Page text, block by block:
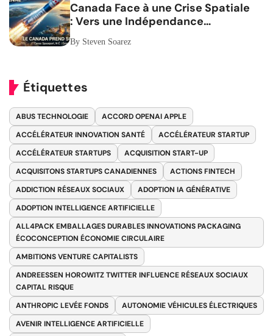
Canada Face à une Crise Spatiale
: Vers une Indépendance
Stratégique
By Steven Soarez
Étiquettes
ABUS TECHNOLOGIE
ACCORD OPENAI APPLE
ACCÉLÉRATEUR INNOVATION SANTÉ
ACCÉLÉRATEUR STARTUP
ACCÉLÉRATEUR STARTUPS
ACQUISITION START-UP
ACQUISITONS STARTUPS CANADIENNES
ACTIONS FINTECH
ADDICTION RÉSEAUX SOCIAUX
ADOPTION IA GÉNÉRATIVE
ADOPTION INTELLIGENCE ARTIFICIELLE
ALL4PACK EMBALLAGES DURABLES INNOVATIONS PACKAGING
ÉCOCONCEPTION ÉCONOMIE CIRCULAIRE
AMBITIONS VENTURE CAPITALISTS
ANDREESSEN HOROWITZ TWITTER INFLUENCE RÉSEAUX SOCIAUX
CAPITAL RISQUE
ANTHROPIC LEVÉE FONDS
AUTONOMIE VÉHICULES ÉLECTRIQUES
AVENIR INTELLIGENCE ARTIFICIELLE